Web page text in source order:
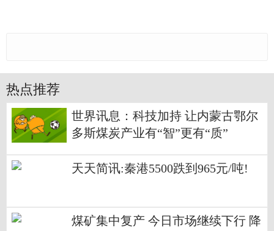
热点推荐
世界讯息：科技加持 让内蒙古鄂尔
多斯煤炭产业有“智”更有“质”
天天简讯:秦港5500跌到965元/吨!
煤矿集中复产 今日市场继续下行 降